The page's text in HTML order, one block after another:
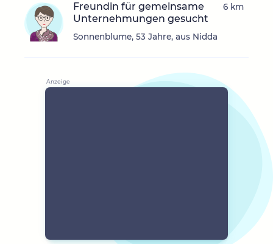
Freundin für gemeinsame
Unternehmungen gesucht
Sonnenblume, 53 Jahre, aus Nidda
6 km